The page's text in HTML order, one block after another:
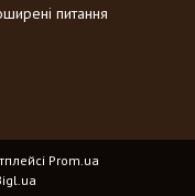
питання
Prom.ua